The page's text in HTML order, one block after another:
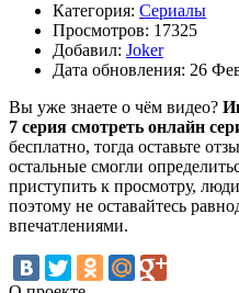
Категория: Сериалы
Просмотров: 17325
Добавил: Joker
Дата обновления: 26
Вы уже знаете о чём видео?
7 серия смотреть онлайн
бесплатно, тогда оставьте
остальные смогли
приступить к просмотру,
поэтому не оставайтесь
впечатлениями.